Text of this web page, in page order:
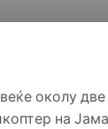
околу
на